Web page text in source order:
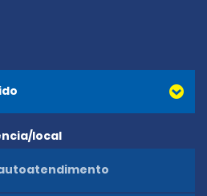
local